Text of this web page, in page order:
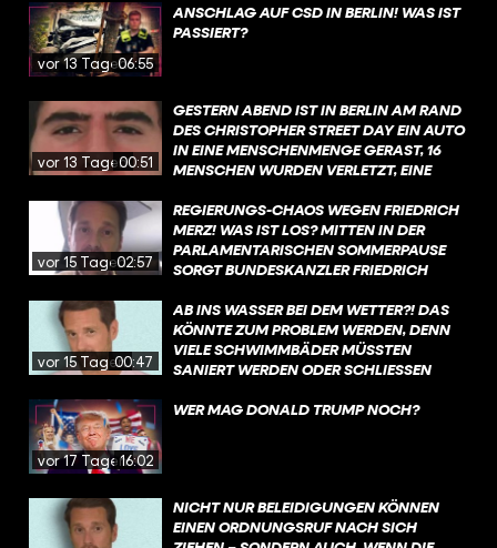
vor 13 Tagen06:55
ANSCHLAG AUF CSD IN BERLIN! WAS IST
PASSIERT?
vor 13 Tagen00:51
GESTERN ABEND IST IN BERLIN AM RAND
DES CHRISTOPHER STREET DAY EIN AUTO
IN EINE MENSCHENMENGE GERAST, 16
MENSCHEN WURDEN VERLETZT, EINE
HINTERGRÜNDEN ERFAHRT IHR IN DIESEM
VIDEO.
vor 15 Tagen02:57
REGIERUNGS-CHAOS WEGEN FRIEDRICH
MERZ! WAS IST LOS? MITTEN IN DER
PARLAMENTARISCHEN SOMMERPAUSE
SORGT BUNDESKANZLER FRIEDRICH
BUNDESREGIERUNG. MEHR DAZU
ERFAHRT IHR IN DIESEM VIDEO, MIT EINEM
KURZEN KOMMENTAR ZUR SITUATION.
vor 15 Tagen00:47
AB INS WASSER BEI DEM WETTER?! DAS
KÖNNTE ZUM PROBLEM WERDEN, DENN
VIELE SCHWIMMBÄDER MÜSSTEN
SANIERT WERDEN ODER SCHLIESSEN S
vor 17 Tagen16:02
WER MAG DONALD TRUMP NOCH?
NICHT NUR BELEIDIGUNGEN KÖNNEN
EINEN ORDNUNGSRUF NACH SICH